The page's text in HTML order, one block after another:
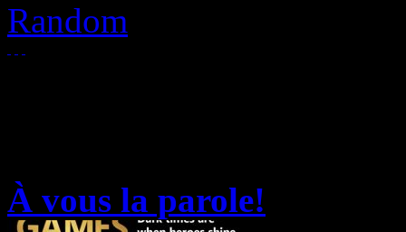
Random
À vous la parole!